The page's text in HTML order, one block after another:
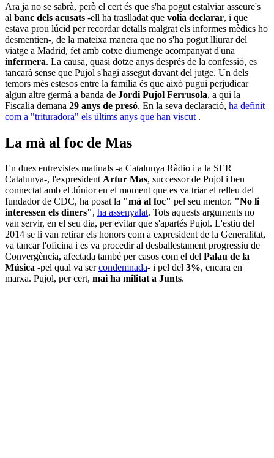
Ara ja no se sabrà, però el cert és que s'ha pogut estalviar asseure's
al banc dels acusats -ell ha traslladat que volia declarar, i que
estava prou lúcid per recordar detalls malgrat els informes mèdics ho
desmentien-, de la mateixa manera que no s'ha pogut lliurar del
viatge a Madrid, fet amb cotxe diumenge acompanyat d'una
infermera. La causa, quasi dotze anys després de la confessió, es
tancarà sense que Pujol s'hagi assegut davant del jutge. Un dels
temors més estesos entre la família és que això pugui perjudicar
algun altre germà a banda de Jordi Pujol Ferrusola, a qui la
Fiscalia demana 29 anys de presó. En la seva declaració, ha definit
com a "trituradora" els últims anys que han viscut .
La mà al foc de Mas
En dues entrevistes matinals -a Catalunya Ràdio i a la SER
Catalunya-, l'expresidentArtur Mas, successor de Pujol i ben
connectat amb el Júnior en el moment que es va triar el relleu del
fundador de CDC, ha posat la "mà al foc" pel seu mentor. "No li
interessen els diners", ha assenyalat. Tots aquests arguments no
van servir, en el seu dia, per evitar que s'apartés Pujol. L'estiu del
2014 se li van retirar els honors com a expresident de la Generalitat,
va tancar l'oficina i es va procedir al desballestament progressiu de
Convergència, afectada també per casos com el del Palau de la
Música -pel qual va sercondemnada- i pel del 3%, encara en
marxa. Pujol, per cert, mai ha militat a Junts.